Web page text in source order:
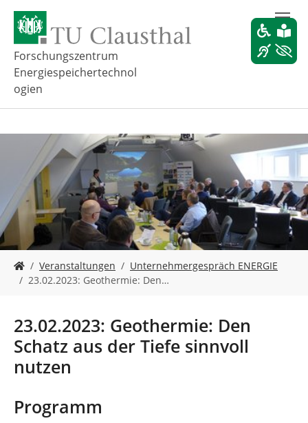
t
n
s
r
i
Forschungszentrum
Energiespeichertechnol
ogien
i
n
d
i
r
:
Veranstaltungen
Unternehmergespräch ENERGIE
23.02.2023: Geothermie: Den…
23.02.2023: Geothermie: Den
Schatz aus der Tiefe sinnvoll
nutzen
Programm